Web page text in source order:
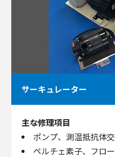
サーキュレーター
主な修理項目
ポンプ、測温抵抗体
ペルチェ素子、フロ